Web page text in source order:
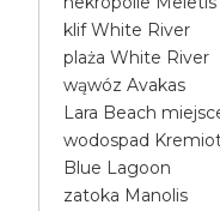
klif White River
plaża White River
wąwóz Avakas
Lara Beach
wodospad
Blue Lagoon
zatoka Manolis